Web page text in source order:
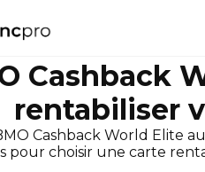
Cashback
rentabiliser
Cashback World Elite
pour choisir une carte